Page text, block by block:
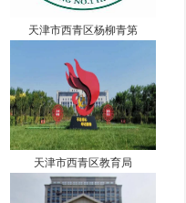
天津市西青区杨柳青第
天津市西青区教育局